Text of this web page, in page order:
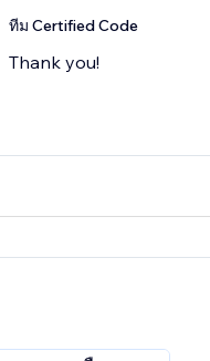
ทีม Certified Code
Thank you!